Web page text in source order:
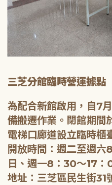
三芝分館臨時營運據點
為配合新館啟用，自7
備搬遷作業。閉館期間
電梯口廊道設立臨時櫃
開放時間：週二至週
日、週一8：30～17：
地址：三芝區民生街